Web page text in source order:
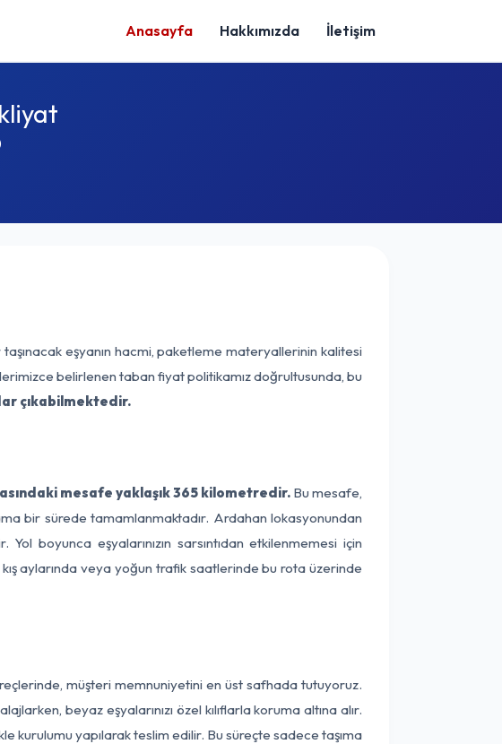
Anasayfa Hakkımızda İletişim
eşyanın hacmi, paketleme materyallerinin kalitesi
belirlenen taban fiyat politikamız doğrultusunda, bu
çıkabilmektedir.
mesafe yaklaşık 365 kilometredir. Bu mesafe,
bir sürede tamamlanmaktadır. Ardahan lokasyonundan
boyunca eşyalarınızın sarsıntıdan etkilenmemesi için
aylarında veya yoğun trafik saatlerinde bu rota üzerinde
müşteri memnuniyetini en üst safhada tutuyoruz.
beyaz eşyalarınızı özel kılıflarla koruma altına alır.
kurulumu yapılarak teslim edilir. Bu süreçte sadece taşıma